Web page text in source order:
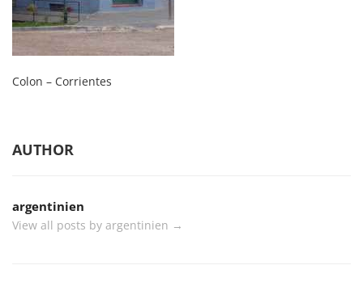
Colon – Corrientes
AUTHOR
argentinien
View all posts by argentinien →